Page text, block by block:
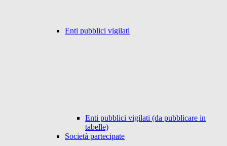
Enti pubblici vigilati
Enti pubblici vigilati (da pubblicare in
tabelle)
Società partecipate